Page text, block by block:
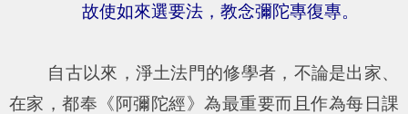
故使如來選要法，教念彌陀專復專。
自古以來，淨土法門的修學者，不論是出家、
在家，都奉《阿彌陀經》為最重要而且作為每日課